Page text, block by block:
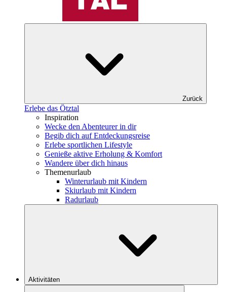
Zurück
Erlebe das Ötztal
Inspiration
Wecke den Abenteurer in dir
Begib dich auf Entdeckungsreise
Erlebe sportlichen Lifestyle
Genieße aktive Erholung & Komfort
Wandere über dich hinaus
Themenurlaub
Winterurlaub mit Kindern
Skiurlaub mit Kindern
Radurlaub
Aktivitäten